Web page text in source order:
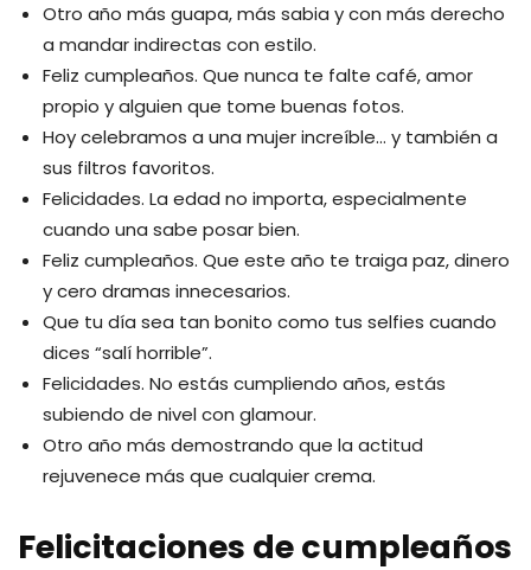
Otro año más guapa, más sabia y con más derecho
a mandar indirectas con estilo.
Feliz cumpleaños. Que nunca te falte café, amor
propio y alguien que tome buenas fotos.
Hoy celebramos a una mujer increíble… y también a
sus filtros favoritos.
Felicidades. La edad no importa, especialmente
cuando una sabe posar bien.
Feliz cumpleaños. Que este año te traiga paz, dinero
y cero dramas innecesarios.
Que tu día sea tan bonito como tus selfies cuando
dices “salí horrible”.
Felicidades. No estás cumpliendo años, estás
subiendo de nivel con glamour.
Otro año más demostrando que la actitud
rejuvenece más que cualquier crema.
Felicitaciones de cumpleaños